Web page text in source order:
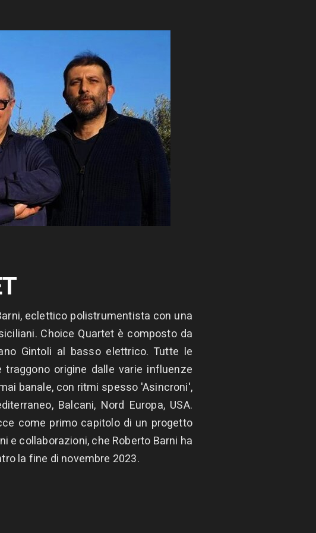
eclettico polistrumentista con una
Choice Quartet è composto da
Gintoli al basso elettrico. Tutte le
origine dalle varie influenze
banale, con ritmi spesso 'Asincroni',
Balcani, Nord Europa, USA.
come primo capitolo di un progetto
collaborazioni, che Roberto Barni ha
la fine di novembre 2023.